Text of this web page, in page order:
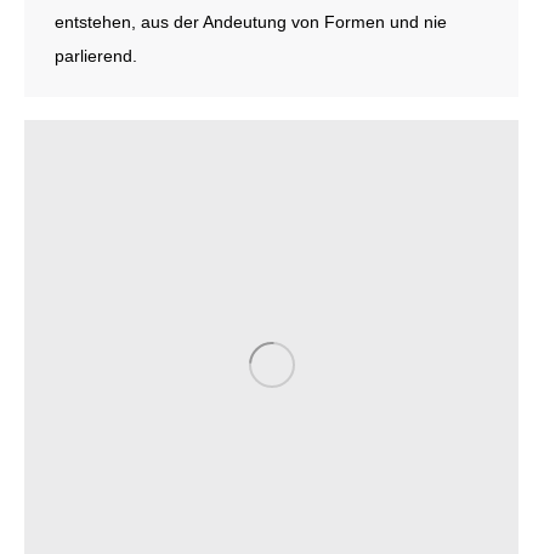
entstehen, aus der Andeutung von Formen und nie
parlierend.